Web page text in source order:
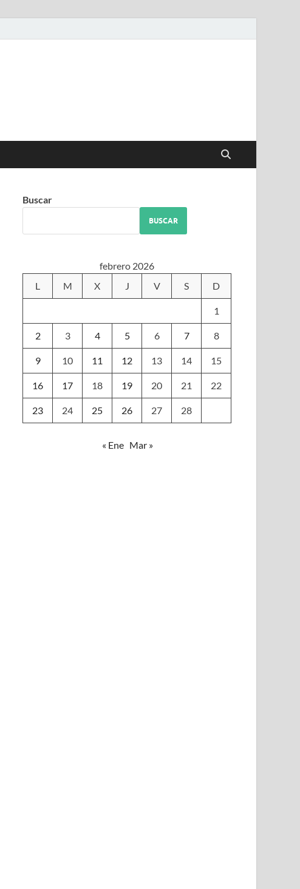
Buscar
BUSCAR
febrero 2026
L
M X J V S D
1
2 3 4 5 6 7 8
9 10 11 12 13 14 15
16 17 18 19 20 21 22
23 24 25 26 27 28
« Ene Mar »